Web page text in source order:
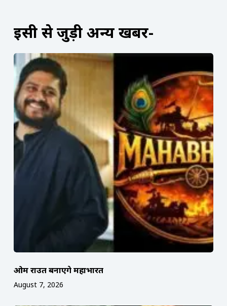
इसी से जुड़ी अन्य खबरें-
ओम राउत बनाएंगे महाभारत
August 7, 2026